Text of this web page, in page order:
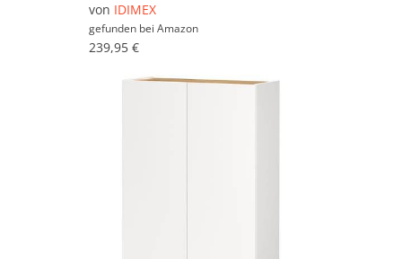
von IDIMEX
gefunden bei Amazon
239,95 €